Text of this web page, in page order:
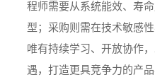
程师需要从系统能效、寿
型；采购则需在技术敏感
唯有持续学习、开放协作
遇，打造更具竞争力的产品